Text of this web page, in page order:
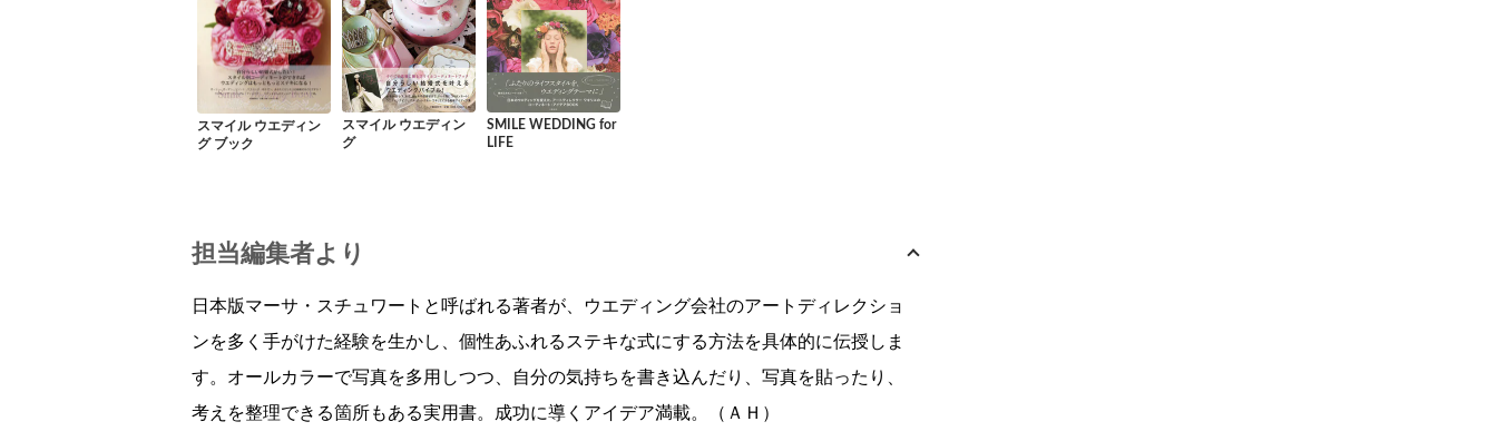
スマイル ウエディン
グ ブック
スマイル ウエディン
グ
SMILE WEDDING for
LIFE
担当編集者より
日本版マーサ・スチュワートと呼ばれる著者が、ウエディング会社のアートディレクショ
ンを多く手がけた経験を生かし、個性あふれるステキな式にする方法を具体的に伝授しま
す。オールカラーで写真を多用しつつ、自分の気持ちを書き込んだり、写真を貼ったり、
考えを整理できる箇所もある実用書。成功に導くアイデア満載。（ＡＨ）